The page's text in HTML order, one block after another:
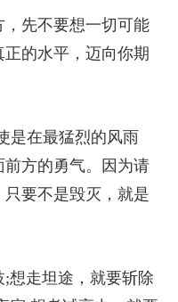
，先不要想一切可能
的水平，迈向你期
是在最猛烈的风雨
方的勇气。因为请
要不是毁灭，就是
想走坦途，就要斩除